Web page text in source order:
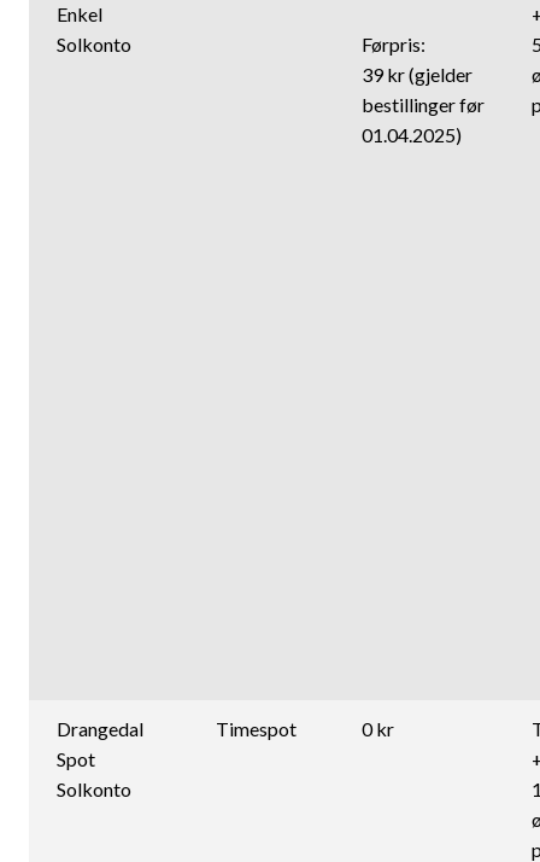
Enkel
Solkonto
Førpris:
39 kr (gjelder
bestillinger før
01.04.2025)
Drangedal
Spot
Solkonto
Timespot 0 kr